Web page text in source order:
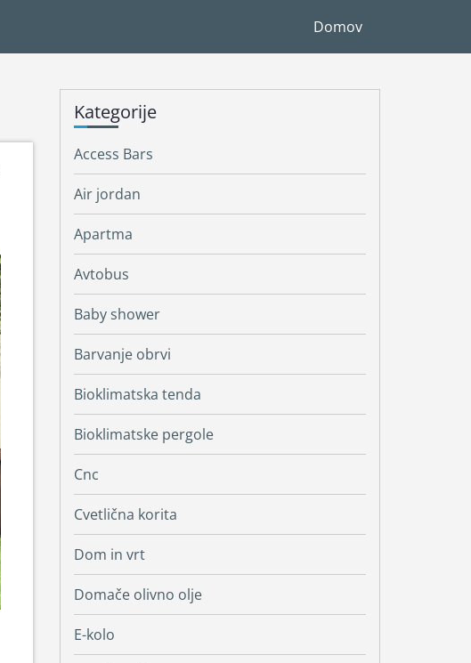
Domov
Kategorije
Access Bars
Air jordan
Apartma
Avtobus
Baby shower
Barvanje obrvi
Bioklimatska tenda
Bioklimatske pergole
Cnc
Cvetlična korita
Dom in vrt
Domače olivno olje
E-kolo